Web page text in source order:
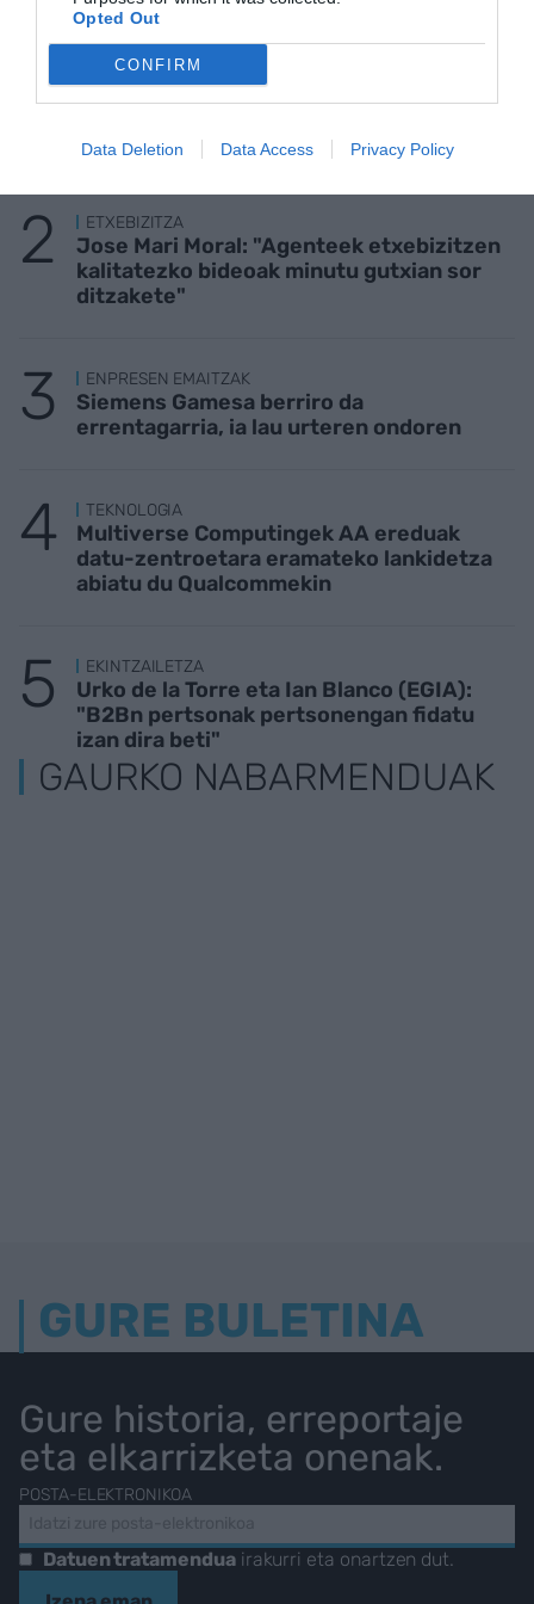
Opted Out
CONFIRM
Data Deletion Data Access Privacy Policy
KIROLA
ETXEBIZITZA
Jose Mari Moral: "Agenteek etxebizitzen
kalitatezko bideoak minutu gutxian sor
ditzakete"
ENPRESEN EMAITZAK
Siemens Gamesa berriro da
errentagarria, ia lau urteren ondoren
TEKNOLOGIA
Multiverse Computingek AA ereduak
datu-zentroetara eramateko lankidetza
abiatu du Qualcommekin
EKINTZAILETZA
Urko de la Torre eta Ian Blanco (EGIA):
"B2Bn pertsonak pertsonengan fidatu
izan dira beti"
GAURKO NABARMENDUAK
GURE BULETINA
Gure historia, erreportaje
eta elkarrizketa onenak.
POSTA-ELEKTRONIKOA
Datuen tratamenduairakurri eta onartzen dut.